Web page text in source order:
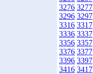
3276 3277
3296 3297
3316 3317
3336 3337
3356 3357
3376 3377
3396 3397
3416 3417